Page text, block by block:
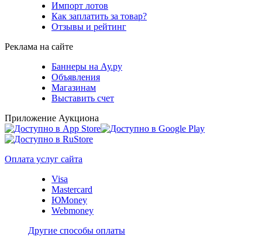
Импорт лотов
Как заплатить за товар?
Отзывы и рейтинг
Реклама на сайте
Баннеры на Ау.ру
Объявления
Магазинам
Выставить счет
Приложение Аукциона
Оплата услуг сайта
Visa
Mastercard
ЮMoney
Webmoney
Другие способы оплаты